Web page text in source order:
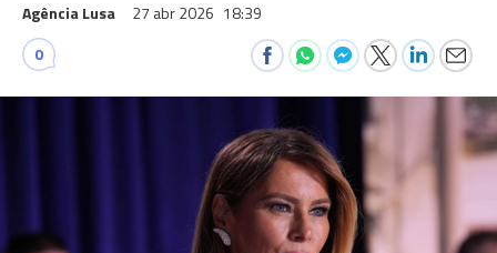
Agência Lusa 27 abr 2026 18:39
0